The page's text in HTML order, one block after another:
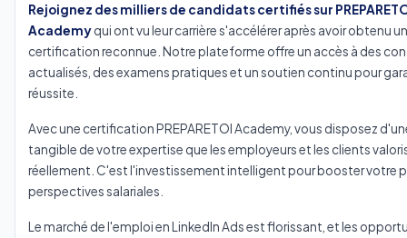
Rejoignez des milliers de candidats certifiés sur
Academyqui ont vu leur carrière s'accélérer après avoir obtenu
certification reconnue. Notre plateforme offre un accès à des
actualisés, des examens pratiques et un soutien continu pour
réussite.
Avec une certification PREPARETOI Academy, vous disposez
tangible de votre expertise que les employeurs et les clients
réellement. C'est l'investissement intelligent pour booster votre
perspectives salariales.
Le marché de l'emploi en LinkedIn Ads est florissant, et les